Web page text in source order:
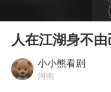
Play
人在江湖身不由
小小熊看剧
河南